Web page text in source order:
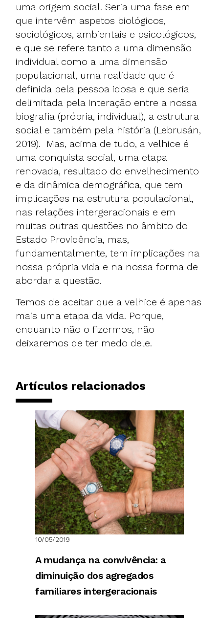
uma origem social. Seria uma fase em
que intervêm aspetos biológicos,
sociológicos, ambientais e psicológicos,
e que se refere tanto a uma dimensão
individual como a uma dimensão
populacional, uma realidade que é
definida pela pessoa idosa e que seria
delimitada pela interação entre a nossa
biografia (própria, individual), a estrutura
social e também pela história (Lebrusán,
2019). Mas, acima de tudo, a velhice é
uma conquista social, uma etapa
renovada, resultado do envelhecimento
e da dinâmica demográfica, que tem
implicações na estrutura populacional,
nas relações intergeracionais e em
muitas outras questões no âmbito do
Estado Providência, mas,
fundamentalmente, tem implicações na
nossa própria vida e na nossa forma de
abordar a questão.
Temos de aceitar que a velhice é apenas
mais uma etapa da vida. Porque,
enquanto não o fizermos, não
deixaremos de ter medo dele.
Artículos relacionados
10/05/2019
A mudança na convivência: a
diminuição dos agregados
familiares intergeracionais